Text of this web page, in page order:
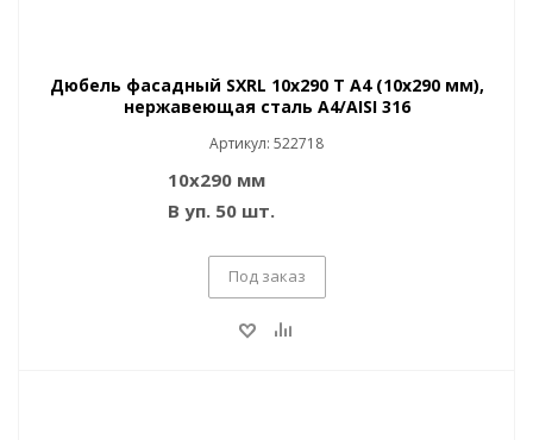
Дюбель фасадный SXRL 10x290 T A4 (10x290 мм),
нержавеющая сталь A4/AISI 316
Артикул: 522718
10х290 мм
В уп. 50 шт.
Под заказ